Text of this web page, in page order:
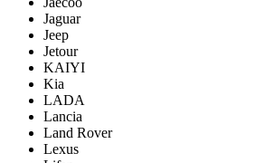
Jaguar
Jeep
Jetour
KAIYI
Kia
LADA
Lancia
Land Rover
Lexus